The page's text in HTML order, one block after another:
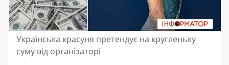
Українська красуня претендує на кругленьку
суму від організаторі